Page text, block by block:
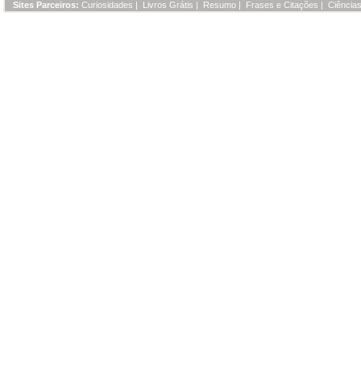
Sites Parceiros: Curiosidades | Livros Grátis | Resumo | Frases e Citações |